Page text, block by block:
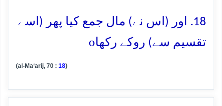
18. اور (اس نے) مال جمع کیا پھر (اسے
تقسیم سے) روکے رکھاo
(al-Ma‘arij, 70 : 18)